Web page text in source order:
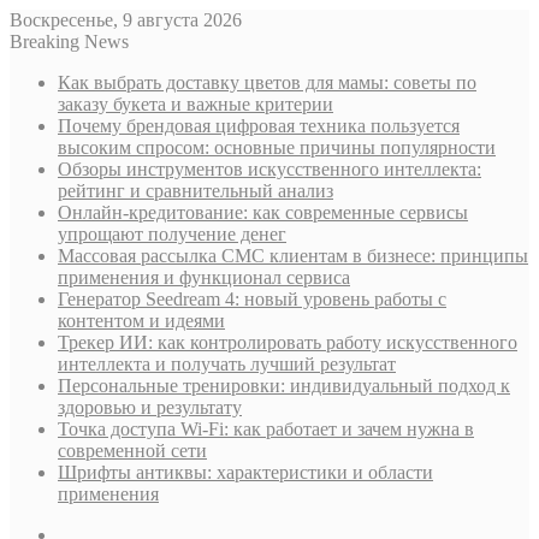
Воскресенье, 9 августа 2026
Breaking News
Как выбрать доставку цветов для мамы: советы по
заказу букета и важные критерии
Почему брендовая цифровая техника пользуется
высоким спросом: основные причины популярности
Обзоры инструментов искусственного интеллекта:
рейтинг и сравнительный анализ
Онлайн-кредитование: как современные сервисы
упрощают получение денег
Массовая рассылка СМС клиентам в бизнесе: принципы
применения и функционал сервиса
Генератор Seedream 4: новый уровень работы с
контентом и идеями
Трекер ИИ: как контролировать работу искусственного
интеллекта и получать лучший результат
Персональные тренировки: индивидуальный подход к
здоровью и результату
Точка доступа Wi-Fi: как работает и зачем нужна в
современной сети
Шрифты антиквы: характеристики и области
применения